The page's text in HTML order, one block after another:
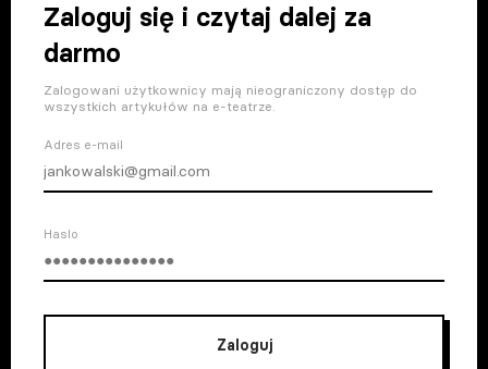
Zaloguj się i czytaj dalej za
darmo
Zalogowani użytkownicy mają nieograniczony dostęp do
wszystkich artykułów na e-teatrze.
Adres e-mail
Haslo
Zaloguj